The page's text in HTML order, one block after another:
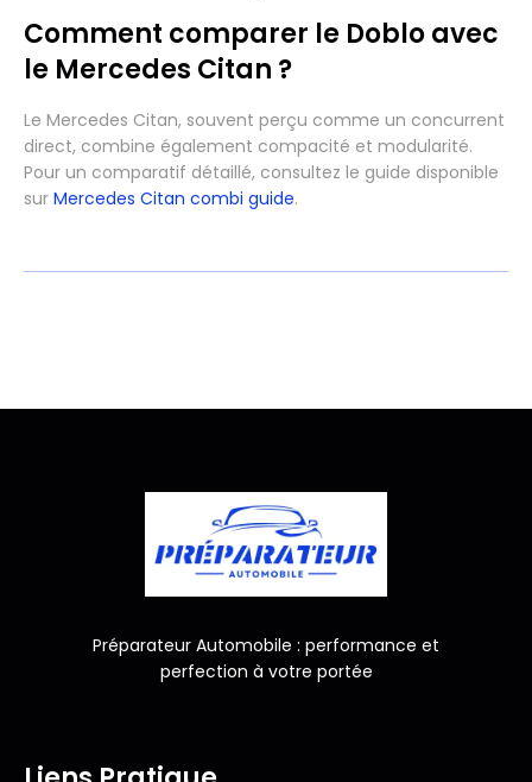
Comment comparer le Doblo avec
le Mercedes Citan ?
Le Mercedes Citan, souvent perçu comme un concurrent
direct, combine également compacité et modularité.
Pour un comparatif détaillé, consultez le guide disponible
sur Mercedes Citan combi guide.
Préparateur Automobile : performance et
perfection à votre portée